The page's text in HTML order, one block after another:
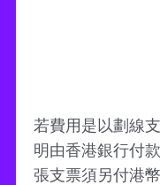
若費用是以劃線
明由香港銀行付
張支票須另付港